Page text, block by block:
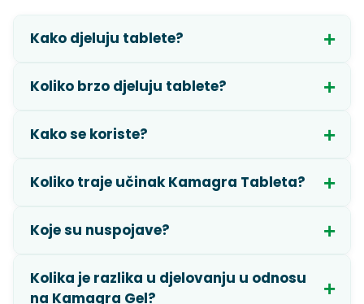
Kako djeluju tablete?
Koliko brzo djeluju tablete?
Kako se koriste?
Koliko traje učinak Kamagra Tableta?
Koje su nuspojave?
Kolika je razlika u djelovanju u odnosu
na Kamagra Gel?